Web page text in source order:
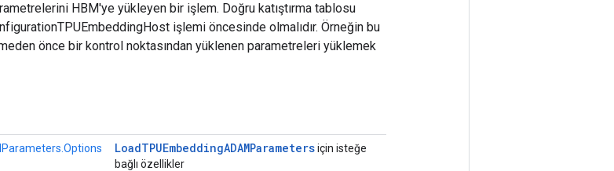
HBM'ye yükleyen bir işlem. Doğru katıştırma tablosu
işlemi öncesinde olmalıdır. Örneğin bu
önce bir kontrol noktasından yüklenen parametreleri yüklemek
LoadTPUEmbeddingADAMParametersiçin isteğe
bağlı özellikler